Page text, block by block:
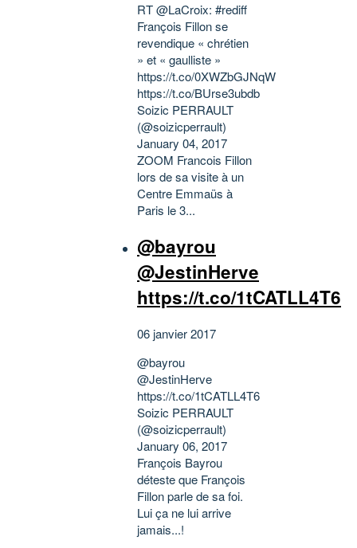
RT @LaCroix: #rediff
François Fillon se
revendique « chrétien
» et « gaulliste »
https://t.co/0XWZbGJNqW
https://t.co/BUrse3ubdb
Soizic PERRAULT
(@soizicperrault)
January 04, 2017
ZOOM Francois Fillon
lors de sa visite à un
Centre Emmaüs à
Paris le 3...
@bayrou
@JestinHerve
https://t.co/1tCATLL4T6
06 janvier 2017
@bayrou
@JestinHerve
https://t.co/1tCATLL4T6
Soizic PERRAULT
(@soizicperrault)
January 06, 2017
François Bayrou
déteste que François
Fillon parle de sa foi.
Lui ça ne lui arrive
jamais...!